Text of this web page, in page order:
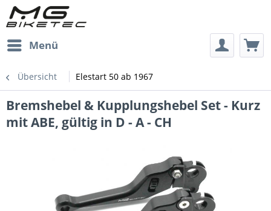
Menü
Übersicht Elestart 50 ab 1967
Bremshebel & Kupplungshebel Set - Kurz
mit ABE, gültig in D - A - CH